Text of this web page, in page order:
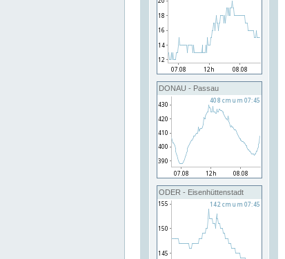
DONAU - Passau
ODER - Eisenhüttenstadt